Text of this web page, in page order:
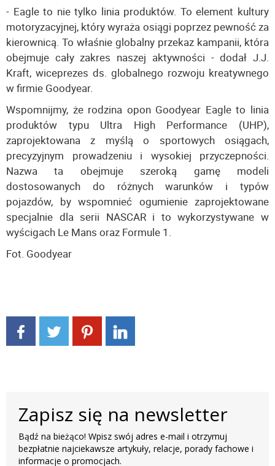
- Eagle to nie tylko linia produktów. To element kultury
motoryzacyjnej, który wyraża osiągi poprzez pewność za
kierownicą. To właśnie globalny przekaz kampanii, która
obejmuje cały zakres naszej aktywności - dodał J.J.
Kraft, wiceprezes ds. globalnego rozwoju kreatywnego
w firmie Goodyear.
Wspomnijmy, że rodzina opon Goodyear Eagle to linia
produktów typu Ultra High Performance (UHP),
zaprojektowana z myślą o sportowych osiągach,
precyzyjnym prowadzeniu i wysokiej przyczepności.
Nazwa ta obejmuje szeroką gamę modeli
dostosowanych do różnych warunków i typów
pojazdów, by wspomnieć ogumienie zaprojektowane
specjalnie dla serii NASCAR i to wykorzystywane w
wyścigach Le Mans oraz Formule 1.
Fot. Goodyear
Zapisz się na newsletter
Bądź na bieżąco! Wpisz swój adres e-mail i otrzymuj
bezpłatnie najciekawsze artykuły, relacje, porady fachowe i
informacje o promocjach.